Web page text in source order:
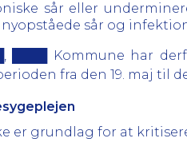
sår eller
nyopståede sår og
████ Kommune har
fra den 19. maj til
er grundlag for at